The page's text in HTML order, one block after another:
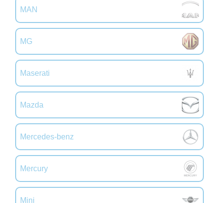
MAN
MG
Maserati
Mazda
Mercedes-benz
Mercury
Mini